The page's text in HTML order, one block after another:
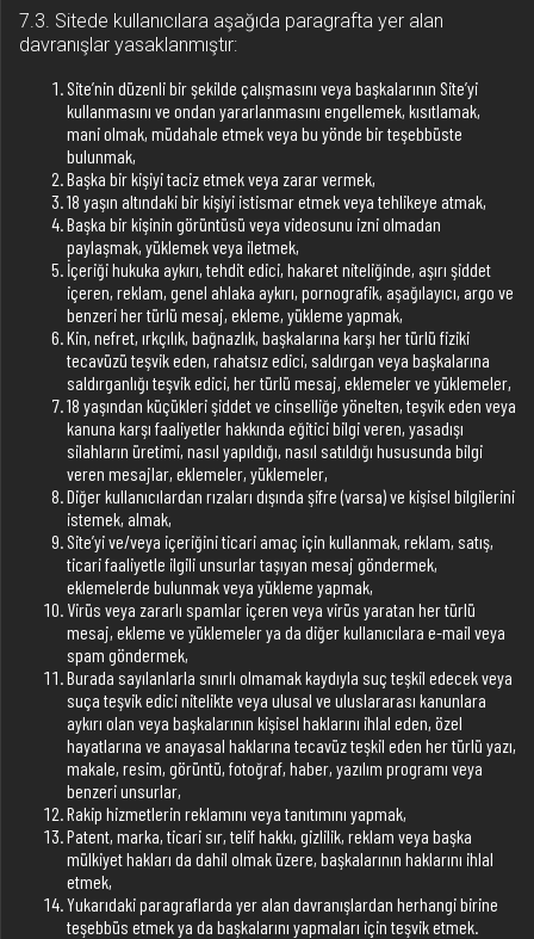
7.3. Sitede kullanıcılara aşağıda paragrafta yer alan
davranışlar yasaklanmıştır:
Site’nin düzenli bir şekilde çalışmasını veya başkalarının Site’yi
kullanmasını ve ondan yararlanmasını engellemek, kısıtlamak,
mani olmak, müdahale etmek veya bu yönde bir teşebbüste
bulunmak,
Başka bir kişiyi taciz etmek veya zarar vermek,
18 yaşın altındaki bir kişiyi istismar etmek veya tehlikeye atmak,
Başka bir kişinin görüntüsü veya videosunu izni olmadan
paylaşmak, yüklemek veya iletmek,
İçeriği hukuka aykırı, tehdit edici, hakaret niteliğinde, aşırı şiddet
içeren, reklam, genel ahlaka aykırı, pornografik, aşağılayıcı, argo ve
benzeri her türlü mesaj, ekleme, yükleme yapmak,
Kin, nefret, ırkçılık, bağnazlık, başkalarına karşı her türlü fiziki
tecavüzü teşvik eden, rahatsız edici, saldırgan veya başkalarına
saldırganlığı teşvik edici, her türlü mesaj, eklemeler ve yüklemeler,
18 yaşından küçükleri şiddet ve cinselliğe yönelten, teşvik eden veya
kanuna karşı faaliyetler hakkında eğitici bilgi veren, yasadışı
silahların üretimi, nasıl yapıldığı, nasıl satıldığı hususunda bilgi
veren mesajlar, eklemeler, yüklemeler,
Diğer kullanıcılardan rızaları dışında şifre (varsa) ve kişisel bilgilerini
istemek, almak,
Site’yi ve/veya içeriğini ticari amaç için kullanmak, reklam, satış,
ticari faaliyetle ilgili unsurlar taşıyan mesaj göndermek,
eklemelerde bulunmak veya yükleme yapmak,
Virüs veya zararlı spamlar içeren veya virüs yaratan her türlü
mesaj, ekleme ve yüklemeler ya da diğer kullanıcılara e-mail veya
spam göndermek,
Burada sayılanlarla sınırlı olmamak kaydıyla suç teşkil edecek veya
suça teşvik edici nitelikte veya ulusal ve uluslararası kanunlara
aykırı olan veya başkalarının kişisel haklarını ihlal eden, özel
hayatlarına ve anayasal haklarına tecavüz teşkil eden her türlü yazı,
makale, resim, görüntü, fotoğraf, haber, yazılım programı veya
benzeri unsurlar,
Rakip hizmetlerin reklamını veya tanıtımını yapmak,
Patent, marka, ticari sır, telif hakkı, gizlilik, reklam veya başka
mülkiyet hakları da dahil olmak üzere, başkalarının haklarını ihlal
etmek,
Yukarıdaki paragraflarda yer alan davranışlardan herhangi birine
teşebbüs etmek ya da başkalarını yapmaları için teşvik etmek.